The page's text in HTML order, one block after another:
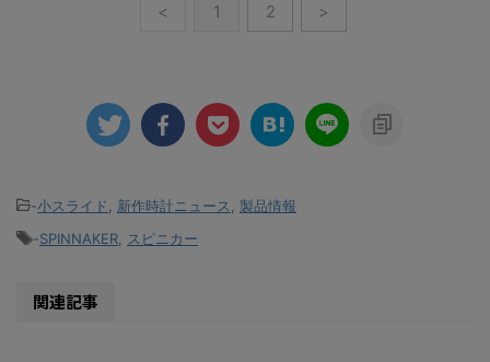
< 1 2 >
-小スライド 新作時計ニュース
製品情報
-SPINNAKER スピニカー
関連記事